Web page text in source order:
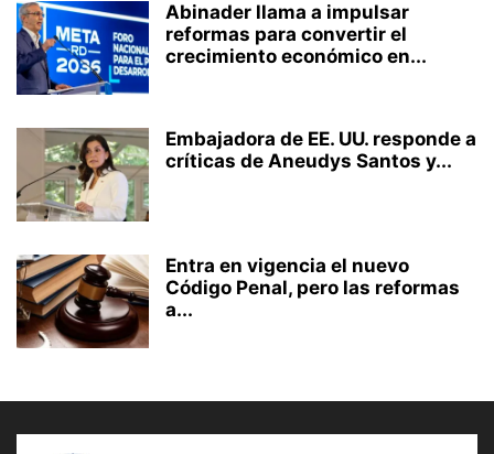
Abinader llama a impulsar
reformas para convertir el
crecimiento económico en...
Embajadora de EE. UU. responde a
críticas de Aneudys Santos y...
Entra en vigencia el nuevo
Código Penal, pero las reformas
a...